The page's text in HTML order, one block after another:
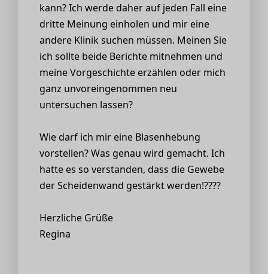
kann? Ich werde daher auf jeden Fall eine
dritte Meinung einholen und mir eine
andere Klinik suchen müssen. Meinen Sie
ich sollte beide Berichte mitnehmen und
meine Vorgeschichte erzählen oder mich
ganz unvoreingenommen neu
untersuchen lassen?
Wie darf ich mir eine Blasenhebung
vorstellen? Was genau wird gemacht. Ich
hatte es so verstanden, dass die Gewebe
der Scheidenwand gestärkt werden!????
Herzliche Grüße
Regina